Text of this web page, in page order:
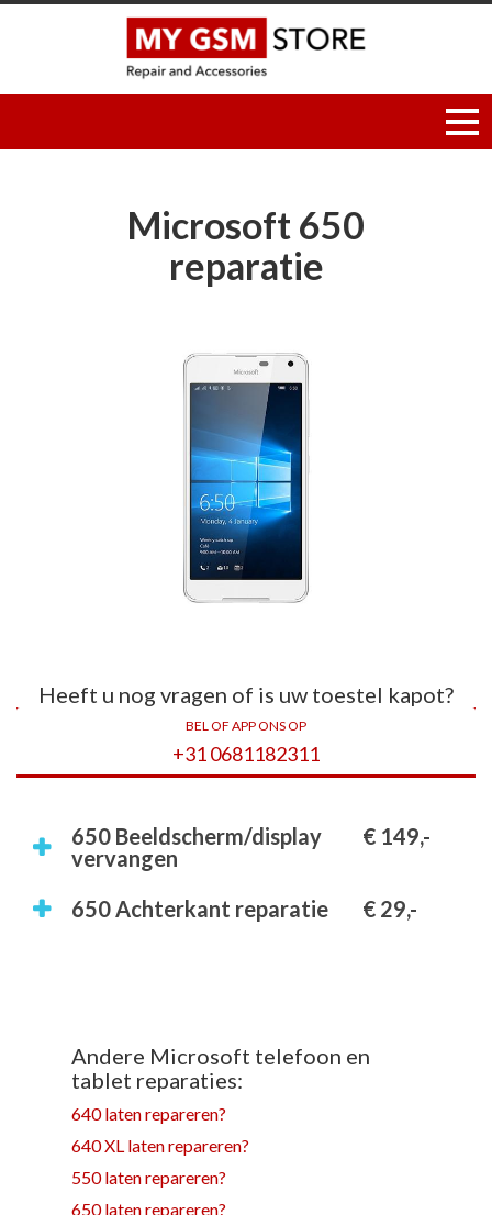
Microsoft 650
reparatie
Heeft u nog vragen of is uw toestel kapot?
BEL OF APP ONS OP
+31 0681182311
650 Beeldscherm/display
vervangen
€ 149,-
650 Achterkant reparatie € 29,-
Andere Microsoft telefoon en
tablet reparaties:
640 laten repareren?
640 XL laten repareren?
550 laten repareren?
650 laten repareren?